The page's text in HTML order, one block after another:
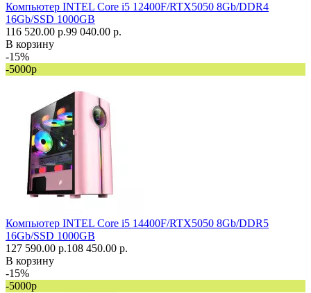
Компьютер INTEL Core i5 12400F/RTX5050 8Gb/DDR4
16Gb/SSD 1000GB
116 520.00 р.99 040.00 р.
В корзину
-15%
-5000р
Компьютер INTEL Core i5 14400F/RTX5050 8Gb/DDR5
16Gb/SSD 1000GB
127 590.00 р.108 450.00 р.
В корзину
-15%
-5000р